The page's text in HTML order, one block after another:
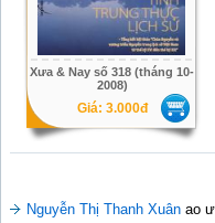
Xưa & Nay số 318 (tháng 10-
2008)
Giá: 3.000đ
Nguyễn Thị Thanh Xuân ao